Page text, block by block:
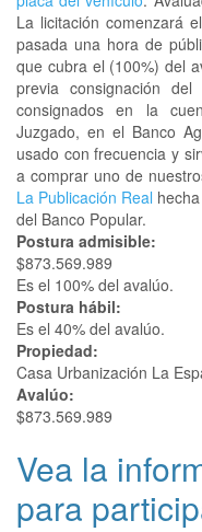
La licitación comenzará
pasada una hora de
que cubra el (100%) del
previa consignación
consignados en la
Juzgado, en el Banco
usado con frecuencia y
a comprar uno de
La Publicación Real
del Banco Popular.
Postura admisible:
$873.569.989
Es el 100% del avalúo.
Postura hábil:
Es el 40% del avalúo.
Propiedad:
Casa Urbanización La
Avalúo:
$873.569.989
Vea la
para